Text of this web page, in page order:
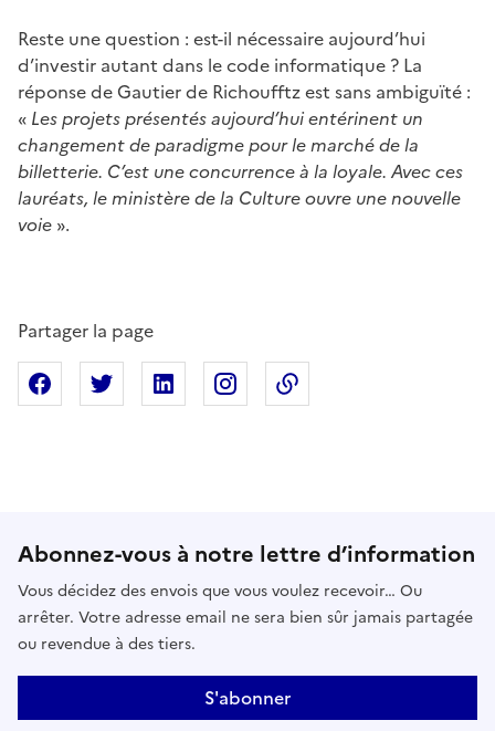
Reste une question : est-il nécessaire aujourd’hui
d’investir autant dans le code informatique ? La
réponse de Gautier de Richoufftz est sans ambiguïté :
« Les projets présentés aujourd’hui entérinent un
changement de paradigme pour le marché de la
billetterie. C’est une concurrence à la loyale. Avec ces
lauréats, le ministère de la Culture ouvre une nouvelle
voie ».
Partager la page
Partager sur Facebook
Partager sur XPartager sur Linkedin
Partager sur Instagram
Abonnez-vous à notre lettre d’information
Vous décidez des envois que vous voulez recevoir… Ou
arrêter. Votre adresse email ne sera bien sûr jamais partagée
ou revendue à des tiers.
S'abonner